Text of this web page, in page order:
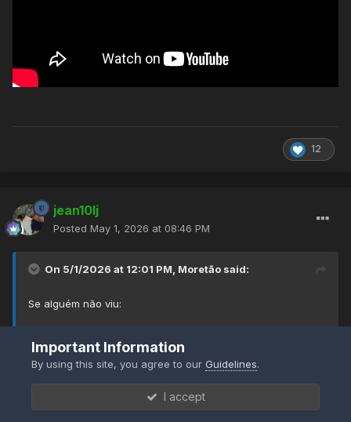
12
jean10lj
Posted May 1, 2026 at 08:46 PM
On 5/1/2026 at 12:01 PM, Moretão said:
Se alguém não viu:
Important Information
By using this site, you agree to ourGuidelines.
I accept